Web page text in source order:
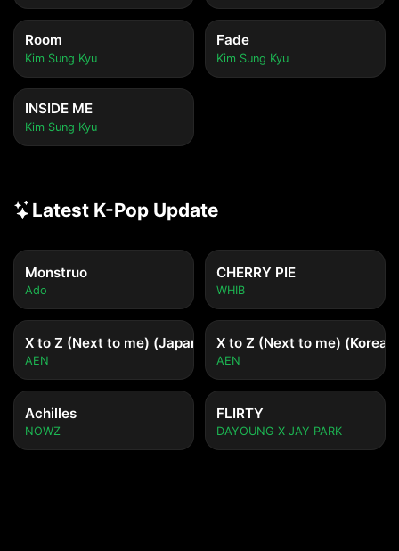
Room
Kim Sung Kyu
Fade
Kim Sung Kyu
INSIDE ME
Kim Sung Kyu
Latest K-Pop Update
Monstruo
Ado
CHERRY PIE
WHIB
X to Z (Next to me) (Japanese ver.)
AEN
X to Z (Next to me) (Korean
AEN
Achilles
NOWZ
FLIRTY
DAYOUNG X JAY PARK